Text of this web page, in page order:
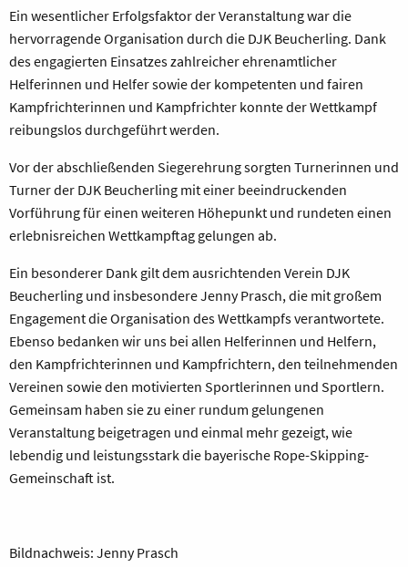
Ein wesentlicher Erfolgsfaktor der Veranstaltung war die
hervorragende Organisation durch die DJK Beucherling. Dank
des engagierten Einsatzes zahlreicher ehrenamtlicher
Helferinnen und Helfer sowie der kompetenten und fairen
Kampfrichterinnen und Kampfrichter konnte der Wettkampf
reibungslos durchgeführt werden.
Vor der abschließenden Siegerehrung sorgten Turnerinnen und
Turner der DJK Beucherling mit einer beeindruckenden
Vorführung für einen weiteren Höhepunkt und rundeten einen
erlebnisreichen Wettkampftag gelungen ab.
Ein besonderer Dank gilt dem ausrichtenden Verein DJK
Beucherling und insbesondere Jenny Prasch, die mit großem
Engagement die Organisation des Wettkampfs verantwortete.
Ebenso bedanken wir uns bei allen Helferinnen und Helfern,
den Kampfrichterinnen und Kampfrichtern, den teilnehmenden
Vereinen sowie den motivierten Sportlerinnen und Sportlern.
Gemeinsam haben sie zu einer rundum gelungenen
Veranstaltung beigetragen und einmal mehr gezeigt, wie
lebendig und leistungsstark die bayerische Rope-Skipping-
Gemeinschaft ist.
Bildnachweis: Jenny Prasch